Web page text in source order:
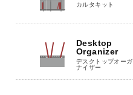
カルタキット
Desktop
Organizer
デスクトップオーガ
ナイザー